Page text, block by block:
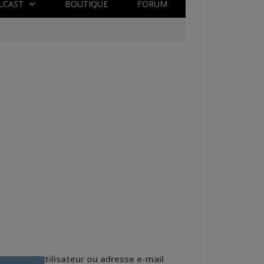
BOUTIQUE FORUM
Nom d'utilisateur ou adresse e-mail